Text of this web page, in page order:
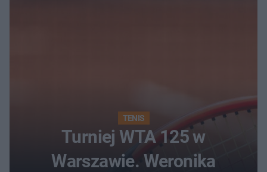
TENIS
Turniej WTA 125 w
Warszawie. Weronika